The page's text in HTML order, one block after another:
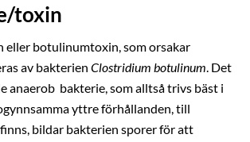
toxin
eller botulinumtoxin, som orsakar
av bakterien Clostridium botulinum. Det
anaerob bakterie, som alltså trivs bäst i
yttre förhållanden, till
bildar bakterien sporer för att